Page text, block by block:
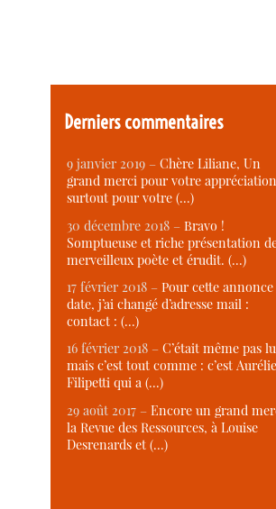
Derniers commentaires
9 janvier 2019 –Chère Liliane, Un
grand merci pour votre
surtout pour votre (…)
30 décembre 2018 –Bravo !
Somptueuse et riche présentation
merveilleux poète et érudit. (…)
17 février 2018 –Pour cette
date, j’ai changé d’adresse mail :
contact : (…)
16 février 2018 –C’était même pas
mais c’est tout comme : c’est Aurélie
Filipetti qui a (…)
29 août 2017 –Encore un grand
la Revue des Ressources, à Louise
Desrenards et (…)